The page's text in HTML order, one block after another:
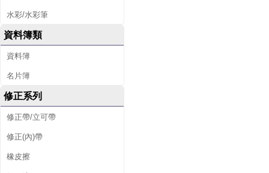
水彩/水彩筆
資料簿類
資料簿
名片簿
修正系列
修正帶/立可帶
修正(內)帶
橡皮擦